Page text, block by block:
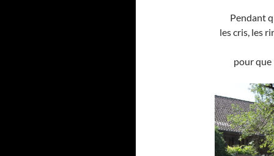
Pendant
les cris, les
pour que